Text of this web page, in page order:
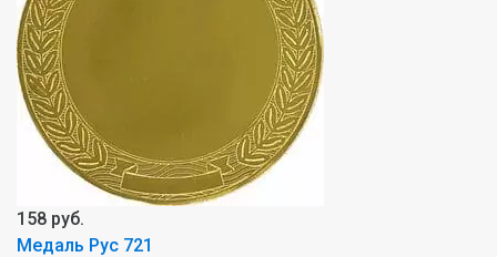
158 руб.
Медаль Рус 721